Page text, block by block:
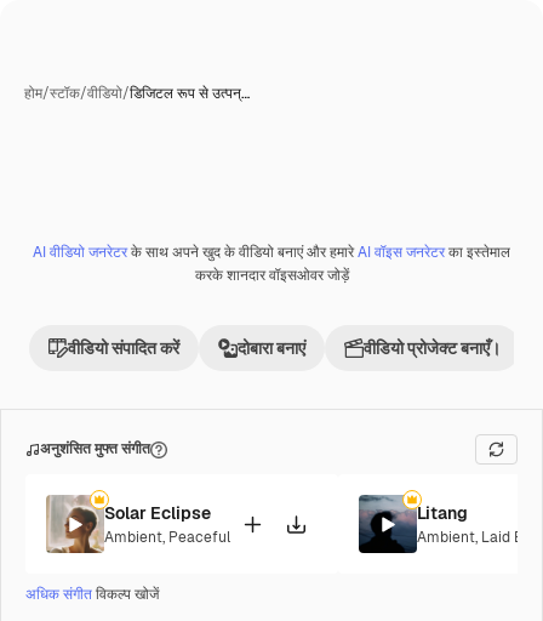
होम/स्टॉक/वीडियो/डिजिटल रूप से उत्पन्…
Premiumएआई-जनरेटेड
AI वीडियो जनरेटरके साथ अपने खुद के वीडियो बनाएं और हमारेAI वॉइस जनरेटरका इस्तेमाल
करके शानदार वॉइसओवर जोड़ें
वीडियो संपादित करें दोबारा बनाएं वीडियो प्रोजेक्ट बनाएँ।
अनुशंसित मुफ्त संगीत
Solar Eclipse
Ambient, Peaceful
Litang
Ambient, Laid
अधिक संगीतविकल्प खोजें